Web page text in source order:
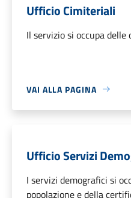
Ufficio Cimiteriali
Il servizio si occupa
VAI ALLA PAGINA
Ufficio Servizi
I servizi demografici si
popolazione e della